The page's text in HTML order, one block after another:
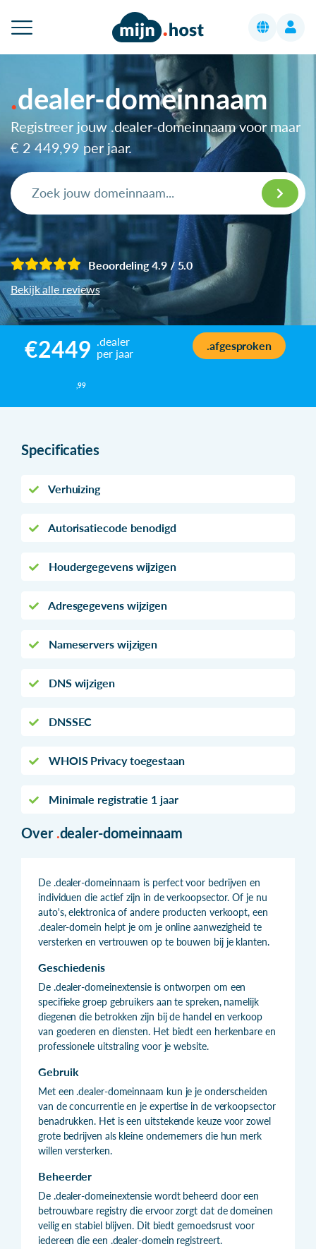
dealer-domeinnaam
Registreer jouw .dealer-domeinnaam voor maar
€ 2 449,99 per jaar.
Beoordeling 4.9 / 5.0
Bekijk alle reviews
€2449
,99
.dealer
per jaar
.afgesproken
Specificaties
Verhuizing
Autorisatiecode benodigd
Houdergegevens wijzigen
Adresgegevens wijzigen
Nameservers wijzigen
DNS wijzigen
DNSSEC
WHOIS Privacy toegestaan
Minimale registratie 1 jaar
Over .dealer-domeinnaam
De .dealer-domeinnaam is perfect voor bedrijven en
individuen die actief zijn in de verkoopsector. Of je nu
auto's, elektronica of andere producten verkoopt, een
.dealer-domein helpt je om je online aanwezigheid te
versterken en vertrouwen op te bouwen bij je klanten.
Geschiedenis
De .dealer-domeinextensie is ontworpen om een
specifieke groep gebruikers aan te spreken, namelijk
diegenen die betrokken zijn bij de handel en verkoop
van goederen en diensten. Het biedt een herkenbare en
professionele uitstraling voor je website.
Gebruik
Met een .dealer-domeinnaam kun je je onderscheiden
van de concurrentie en je expertise in de verkoopsector
benadrukken. Het is een uitstekende keuze voor zowel
grote bedrijven als kleine ondernemers die hun merk
willen versterken.
Beheerder
De .dealer-domeinextensie wordt beheerd door een
betrouwbare registry die ervoor zorgt dat de domeinen
veilig en stabiel blijven. Dit biedt gemoedsrust voor
iedereen die een .dealer-domein registreert.